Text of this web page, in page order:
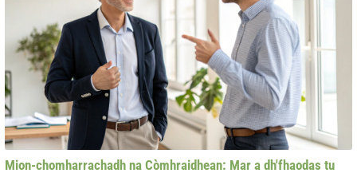
Mion-chomharrachadh na Còmhraidhean: Mar a dh'fhaodas tu